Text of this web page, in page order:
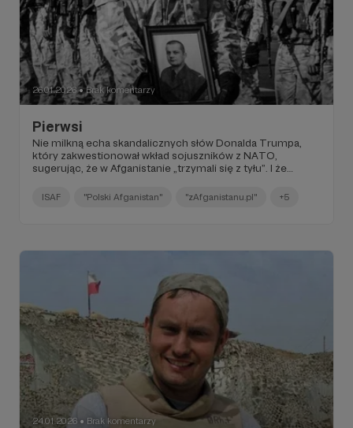
26.01.2026 ● Brak komentarzy
Pierwsi
Nie milkną echa skandalicznych słów Donalda Trumpa,
który zakwestionował wkład sojuszników z NATO,
sugerując, że w Afganistanie „trzymali się z tyłu”. I że
ISAF "Polski Afganistan" "zAfganistanu.pl" +5
24.01.2026 ● Brak komentarzy